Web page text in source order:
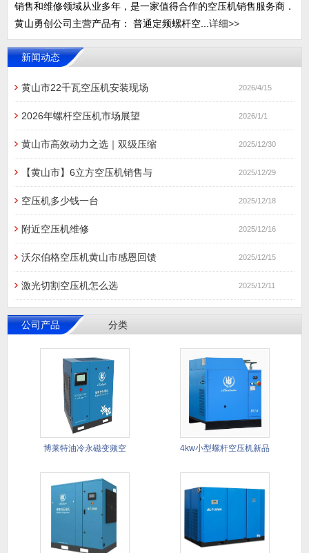
销售和维修领域从业多年，是一家值得合作的空压机销售服务商．
黄山勇创公司主营产品有： 普通定频螺杆空...详细>>
新闻动态
黄山市22千瓦空压机安装现场 2026/4/15
2026年螺杆空压机市场展望 2026/1/1
黄山市高效动力之选｜双级压缩 2025/12/30
【黄山市】6立方空压机销售与 2025/12/29
空压机多少钱一台 2025/12/18
附近空压机维修 2025/12/16
沃尔伯格空压机黄山市感恩回馈 2025/12/15
激光切割空压机怎么选 2025/12/11
公司产品 分类
博莱特油冷永磁变频空 4kw小型螺杆空压机新品